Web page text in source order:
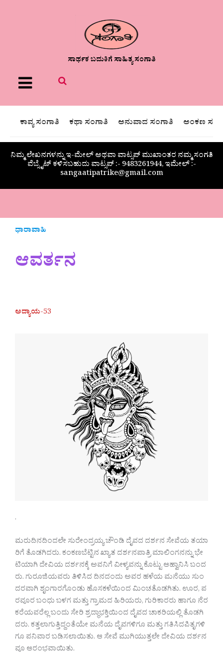
ಸಾರ್ಥಕ ಬದುಕಿಗೆ ಸಾಹಿತ್ಯ ಸಂಗಾತಿ
Menu
ಕಾವ್ಯ ಸಂಗಾತಿ ಕಥಾ ಸಂಗಾತಿ ಅನುವಾದ ಸಂಗಾತಿ ಅಂಕಣ
ನಿಮ್ಮ ಲೇಖನಗಳನ್ನು ಇ-ಮೇಲ್ ಅಥವಾ ವಾಟ್ಸಪ್ ಮುಖಾಂತರ ನಮ್ಮ ಸಂಗತಿ
ವೆಬ್ಸೈಟ್ ಕಳಿಸಬಹುದು ವಾಟ್ಸಪ್‌ :- 9483261944, ಇಮೇಲ್ :-
sangaatipatrike@gmail.com
ಧಾರಾವಾಹಿ
ಆವರ್ತನ
ಅದ್ಯಾಯ-53
.
ಮರುದಿನದಿಂದಲೇ ಸುರೇಂದ್ರಯ್ಯ ಚೌಂಡಿ ದೈವದ ದರ್ಶನ ಸೇವೆಯ ತಯಾ
ರಿಗೆ ತೊಡಗಿದರು. ಕಂಕಣಬೆಟ್ಟಿನ ಖ್ಯಾತ ದರ್ಶನಪಾತ್ರಿ ಮಾಲಿಂಗನನ್ನು ಭೇ
ಟಿಯಾಗಿ ದೇವಿಯ ದರ್ಶನಕ್ಕೆ ಅವನಿಗೆ ವೀಳ್ಯವನ್ನು ಕೊಟ್ಟು ಆಹ್ವಾನಿಸಿ ಬಂದ
ರು. ಗುರೂಜಿಯವರು ತಿಳಿಸಿದ ದಿನದಂದು ಅವರ ಹಳೆಯ ಮನೆಯು ಸುಂ
ದರವಾಗಿ ಶೃಂಗಾರಗೊಂಡು ಹೊಸಕಳೆಯಿಂದ ಮಿಂಚತೊಡಗಿತು. ಊರ, ಪ
ರವೂರ ಬಂಧು ಬಳಗ ಮತ್ತು ಗ್ರಾಮದ ಹಿರಿಯರು, ಗುರಿಕಾರರು ಹಾಗೂ ನೆರ
ಕರೆಯವರೆಲ್ಲ ಬಂದು ಸೇರಿ ಶ್ರದ್ಧಾಭಕ್ತಿಯಿಂದ ದೈವದ ಚಾಕರಿಯಲ್ಲಿ ತೊಡಗಿ
ದರು. ಕತ್ತಲಾಗುತ್ತಿದ್ದಂತೆಯೇ ಮನೆಯ ದೈವಗಳಿಗೂ ಮತ್ತು ಗತಿಸಿದಪಿತೃಗಳಿ
ಗೂ ಪನಿವಾರ ಬಡಿಸಲಾಯಿತು. ಆ ಸೇವೆ ಮುಗಿಯುತ್ತಲೇ ದೇವಿಯ ದರ್ಶನ
ವೂ ಆರಂಭವಾಯಿತು.